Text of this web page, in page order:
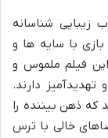
زیبایی شناسانه
بازی با سایه ها و
این فیلم ملموس و
دارند.
که ذهن بیننده را
خالی با ترس